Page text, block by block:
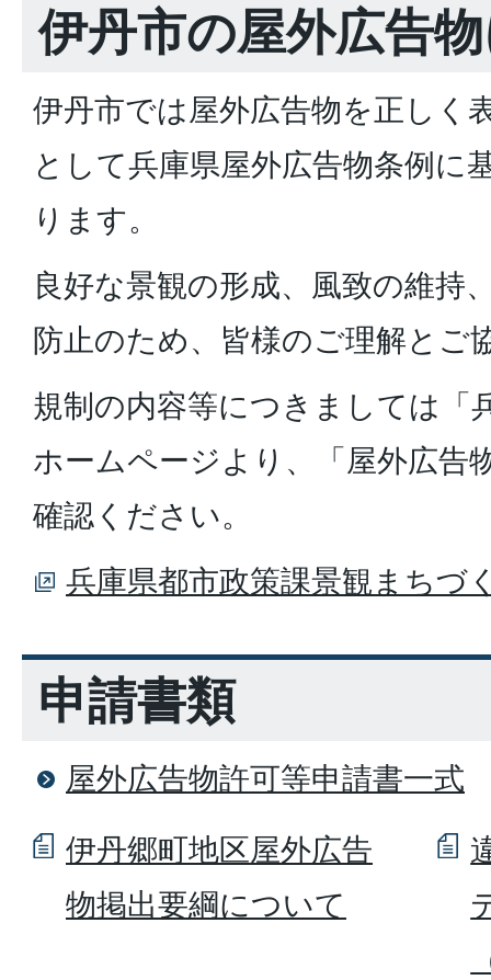
伊丹市の屋外広告
伊丹市では屋外広告物を正しく
として兵庫県屋外広告物条例に
ります。
良好な景観の形成、風致の維持
防止のため、皆様のご理解とご
規制の内容等につきましては「
ホームページより、「屋外広告
確認ください。
兵庫県都市政策課景観まちづ
申請書類
屋外広告物許可等申請書一式
伊丹郷町地区屋外広告
物掲出要綱について